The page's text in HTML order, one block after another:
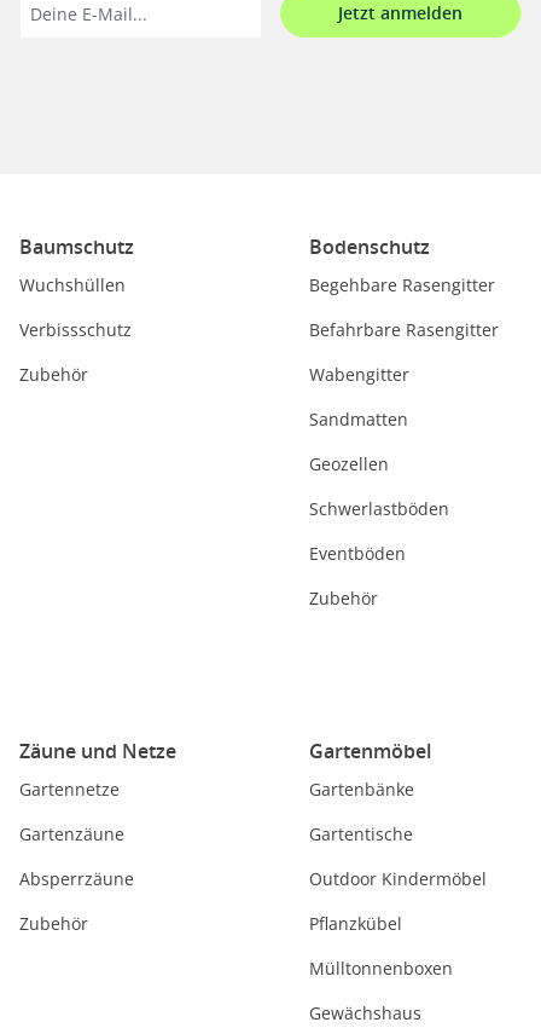
Jetzt anmelden
Baumschutz
Wuchshüllen
Verbissschutz
Zubehör
Bodenschutz
Begehbare Rasengitter
Befahrbare Rasengitter
Wabengitter
Sandmatten
Geozellen
Schwerlastböden
Eventböden
Zubehör
Zäune und Netze
Gartennetze
Gartenzäune
Absperrzäune
Zubehör
Gartenmöbel
Gartenbänke
Gartentische
Outdoor Kindermöbel
Pflanzkübel
Mülltonnenboxen
Gewächshaus